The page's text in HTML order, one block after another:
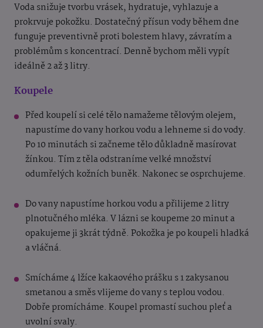
Voda snižuje tvorbu vrásek, hydratuje, vyhlazuje a
prokrvuje pokožku. Dostatečný přísun vody během dne
funguje preventivně proti bolestem hlavy, závratím a
problémům s koncentrací. Denně bychom měli vypít
ideálně 2 až 3 litry.
Koupele
Před koupelí si celé tělo namažeme tělovým olejem,
napustíme do vany horkou vodu a lehneme si do vody.
Po 10 minutách si začneme tělo důkladně masírovat
žínkou. Tím z těla odstraníme velké množství
odumřelých kožních buněk. Nakonec se osprchujeme.
Do vany napustíme horkou vodu a přilijeme 2 litry
plnotučného mléka. V lázni se koupeme 20 minut a
opakujeme ji 3krát týdně. Pokožka je po koupeli hladká
a vláčná.
Smícháme 4 lžíce kakaového prášku s 1 zakysanou
smetanou a směs vlijeme do vany s teplou vodou.
Dobře promícháme. Koupel promastí suchou pleť a
uvolní svaly.